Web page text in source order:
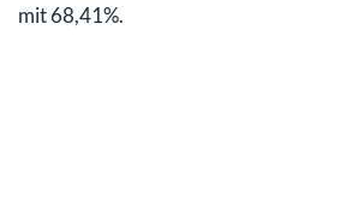
mit 68,41%.